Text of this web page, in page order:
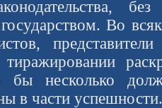
Во
тиражировании
несколько
в части успешности.